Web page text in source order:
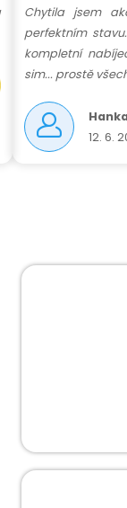
Chytila jsem
perfektním
kompletní
sim... prostě
12. 6.